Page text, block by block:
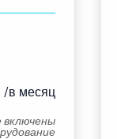
/в месяц